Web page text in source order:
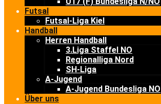
Futsal
Futsal-Liga Kiel
Handball
Herren Handball
3.Liga Staffel NO
Regionalliga Nord
SH-Liga
A-Jugend
A-Jugend Bundesliga NO
Über uns